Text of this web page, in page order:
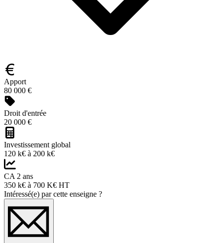
Apport
80 000 €
Droit d'entrée
20 000 €
Investissement global
120 k€ à 200 k€
CA 2 ans
350 k€ à 700 K€ HT
Intéressé(e) par cette enseigne ?